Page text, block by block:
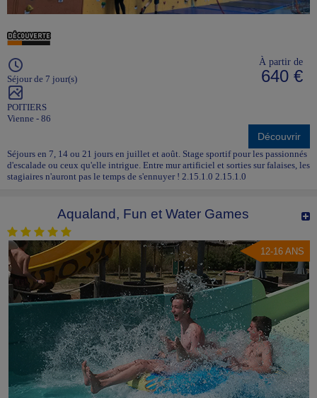
Séjour de 7 jour(s)
POITIERS
Vienne - 86
À partir de
640 €
Découvrir
Séjours en 7, 14 ou 21 jours en juillet et août. Stage sportif pour les passionnés
d'escalade ou ceux qu'elle intrigue. Entre mur artificiel et sorties sur falaises, les
stagiaires n'auront pas le temps de s'ennuyer ! 2.15.1.0 2.15.1.0
Aqualand, Fun et Water Games
12-16 ANS